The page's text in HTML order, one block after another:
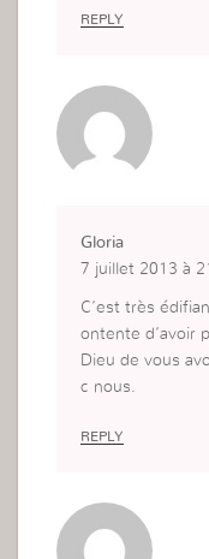
REPLY
Gloria
7 juillet 2013 à
C’est très
ontente d’avoir
Dieu de vous
c nous.
REPLY